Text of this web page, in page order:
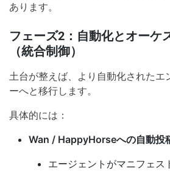
あります。
フェーズ2：自動化とオーケ
（統合制御）
土台が整えば、より自動化されたエ
ーへと移行します。
具体的には：
Wan / HappyHorseへの自動投
エージェントがマニフェス